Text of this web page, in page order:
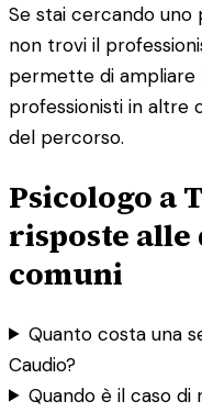
Se stai cercando uno
non trovi il
permette di ampliare
professionisti in altre
del percorso.
Psicologo a
risposte alle
comuni
Quanto costa una
Caudio?
Quando è il caso di